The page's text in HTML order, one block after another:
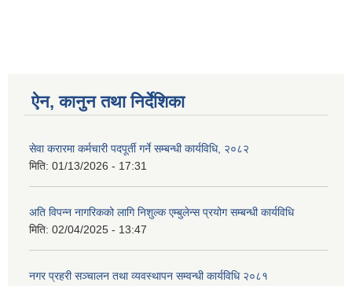
ऐन, कानुन तथा निर्देशिका
सेवा करारमा कर्मचारी पदपूर्ती गर्ने सम्बन्धी कार्यविधि, २०८२
मिति: 01/13/2026 - 17:31
अति विपन्न नागरिकको लागि निशुल्क एम्बुलेन्स प्रयोग सम्बन्धी कार्यविधि
मिति: 02/04/2025 - 13:47
नगर प्रहरी सञ्चालन तथा व्यवस्थापन सम्वन्धी कार्यविधि २०८१